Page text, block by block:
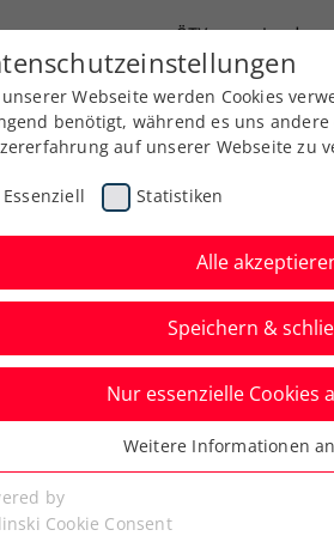
ÖTV
Ausbildung Services
ÖTV-
Jean King
Webseite werden Cookies
benötigt, während es uns
auf unserer Webseite zu
Essenziell Statistiken
Alle
Speichern &
Nur essenzielle Cookies
Cookies werden für
benötigt. Dadurch ist
Weitere Informationen
by
Cookie Consent